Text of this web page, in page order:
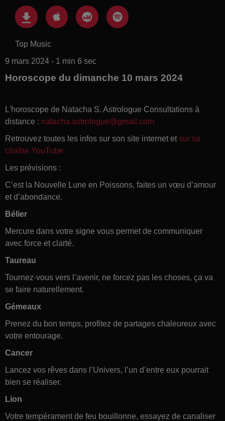
Top Music
9 mars 2024 - 1 min 6 sec
Horoscope du dimanche 10 mars 2024
L'horoscope de Natacha S. Astrologue Consultations à
distance : natacha.astrologue@gmail.com
Retrouvez toutes les infos sur son site internet et sur sa
chaîne YouTube
Les prévisions :
C’est la Nouvelle Lune en Poissons, faites un vœu d’amour
et d’abondance.
Bélier
Mercure dans votre signe vous permet de communiquer
avec force et clarté.
Taureau
Tournez-vous vers l’avenir, ne forcez pas les choses, ça va
se faire naturellement.
Gémeaux
Prenez du bon temps, profitez de partages chaleureux avec
votre entourage.
Cancer
Lancez vos rêves dans l’Univers, l’un d’entre eux pourrait
bien se réaliser.
Lion
Votre tempérament de feu bouillonne, essayez de canaliser